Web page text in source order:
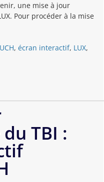
une mise à jour
Pour procéder à la mise
, écran interactif, LUX,
TBI :